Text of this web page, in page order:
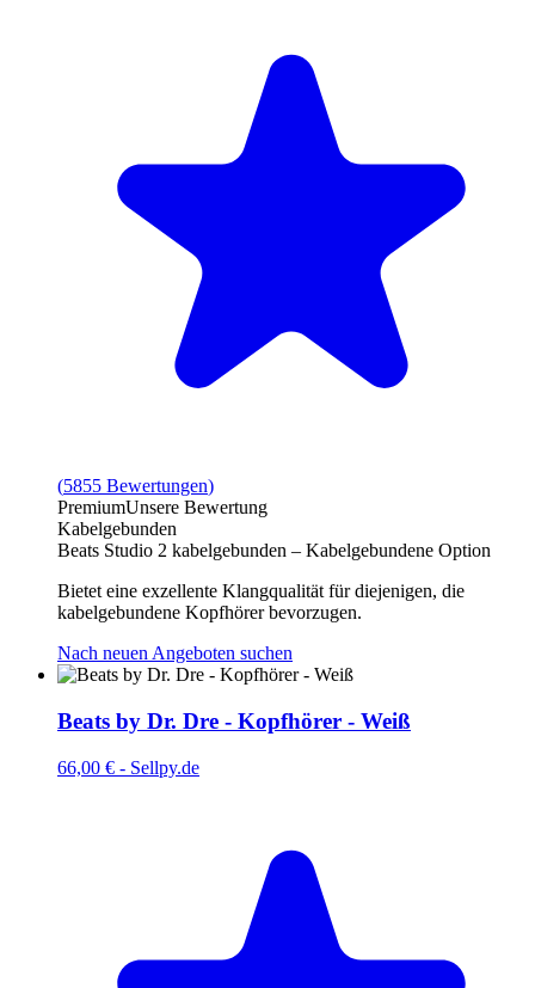
(5855 Bewertungen)
PremiumUnsere Bewertung
Kabelgebunden
Beats Studio 2 kabelgebunden – Kabelgebundene Option
Bietet eine exzellente Klangqualität für diejenigen, die
kabelgebundene Kopfhörer bevorzugen.
Nach neuen Angeboten suchen
Beats by Dr. Dre - Kopfhörer - Weiß
66,00 € - Sellpy.de